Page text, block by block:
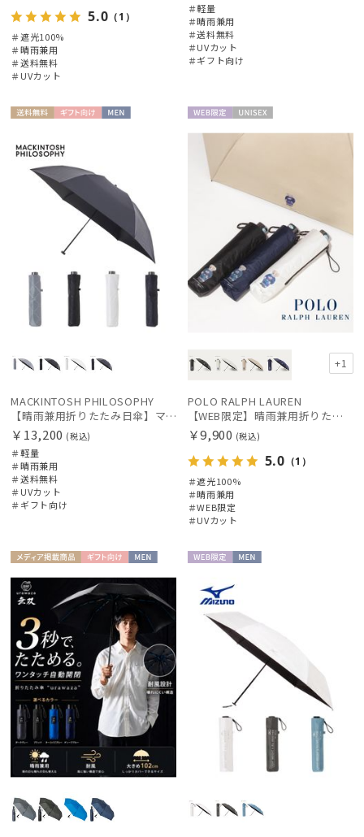
5.0 （1）
＃遮光100%
＃晴雨兼用
＃送料無料
＃UVカット
＃軽量
＃晴雨兼用
＃送料無料
＃UVカット
＃ギフト向け
料
向け
MACKINTOSH PHILOSOPHY
【晴雨兼用折りたたみ日傘】マッキントッシュ フィロソフィー (MACKINTOSH PHILOSOPHY) ロゴモノグラム
￥13,200 (税込)
＃軽量
＃晴雨兼用
＃送料無料
＃UVカット
＃ギフト向け
X
+1
POLO RALPH LAUREN
【WEB限定】晴雨兼用折りたたみ日傘 ポロ ラルフ ローレン（POLO RALPH LAUREN）ベア 遮光100 UV100
￥9,900 (税込)
5.0 （1）
＃遮光100%
＃晴雨兼用
＃WEB限定
＃UVカット
載商品
向け